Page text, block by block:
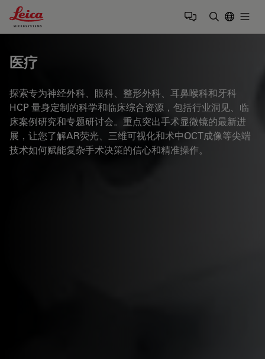
Leica Microsystems Logo
医疗
探索专为神经外科、眼科、整形外科、耳鼻喉科和牙科
HCP 量身定制的科学和临床综合资源，包括行业洞见、临
床案例研究和专题研讨会。重点突出手术显微镜的最新进
展，让您了解AR荧光、三维可视化和术中OCT成像等尖端
技术如何赋能复杂手术决策的信心和精准操作。